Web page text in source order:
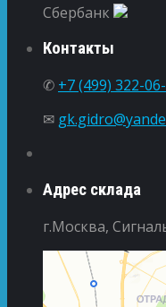
Сбербанк
Контакты
✆ +7 (499) 322-
✉
Адрес склада
г.Москва,